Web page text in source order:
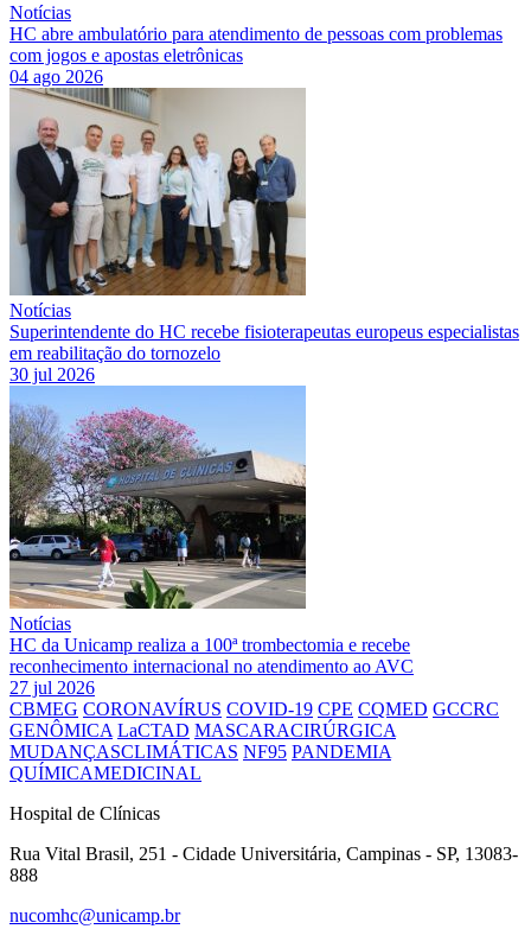
Notícias
HC abre ambulatório para atendimento de pessoas com problemas
com jogos e apostas eletrônicas
04 ago 2026
Notícias
Superintendente do HC recebe fisioterapeutas europeus especialistas
em reabilitação do tornozelo
30 jul 2026
Notícias
HC da Unicamp realiza a 100ª trombectomia e recebe
reconhecimento internacional no atendimento ao AVC
27 jul 2026
CBMEG CORONAVÍRUS COVID-19 CPE CQMED GCCRC
GENÔMICA LaCTAD MASCARACIRÚRGICA
MUDANÇASCLIMÁTICAS NF95 PANDEMIA
QUÍMICAMEDICINAL
Hospital de Clínicas
Rua Vital Brasil, 251 - Cidade Universitária, Campinas - SP, 13083-
888
nucomhc@unicamp.br